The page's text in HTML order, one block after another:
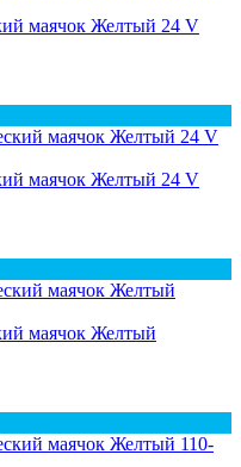
маячок Желтый 24 V
маячок Желтый 24 V
маячок Желтый